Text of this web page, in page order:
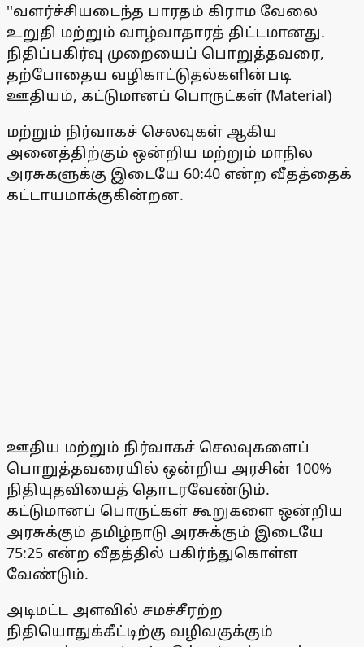
''வளர்ச்சியடைந்த பாரதம் கிராம வேலை
உறுதி மற்றும் வாழ்வாதாரத் திட்டமானது.
நிதிப்பகிர்வு முறையைப் பொறுத்தவரை,
தற்போதைய வழிகாட்டுதல்களின்படி
ஊதியம், கட்டுமானப் பொருட்கள் (Material)
மற்றும் நிர்வாகச் செலவுகள் ஆகிய
அனைத்திற்கும் ஒன்றிய மற்றும் மாநில
அரசுகளுக்கு இடையே 60:40 என்ற வீதத்தைக்
கட்டாயமாக்குகின்றன.
ஊதிய மற்றும் நிர்வாகச் செலவுகளைப்
பொறுத்தவரையில் ஒன்றிய அரசின் 100%
நிதியுதவியைத் தொடரவேண்டும்.
கட்டுமானப் பொருட்கள் கூறுகளை ஒன்றிய
அரசுக்கும் தமிழ்நாடு அரசுக்கும் இடையே
75:25 என்ற வீதத்தில் பகிர்ந்துகொள்ள
வேண்டும்.
அடிமட்ட அளவில் சமச்சீரற்ற
நிதியொதுக்கீட்டிற்கு வழிவகுக்கும்